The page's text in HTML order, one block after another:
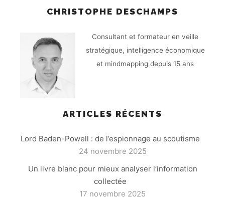
CHRISTOPHE DESCHAMPS
Consultant et formateur en veille
stratégique, intelligence économique
et mindmapping depuis 15 ans
ARTICLES RÉCENTS
Lord Baden-Powell : de l’espionnage au scoutisme
24 novembre 2025
Un livre blanc pour mieux analyser l’information
collectée
17 novembre 2025